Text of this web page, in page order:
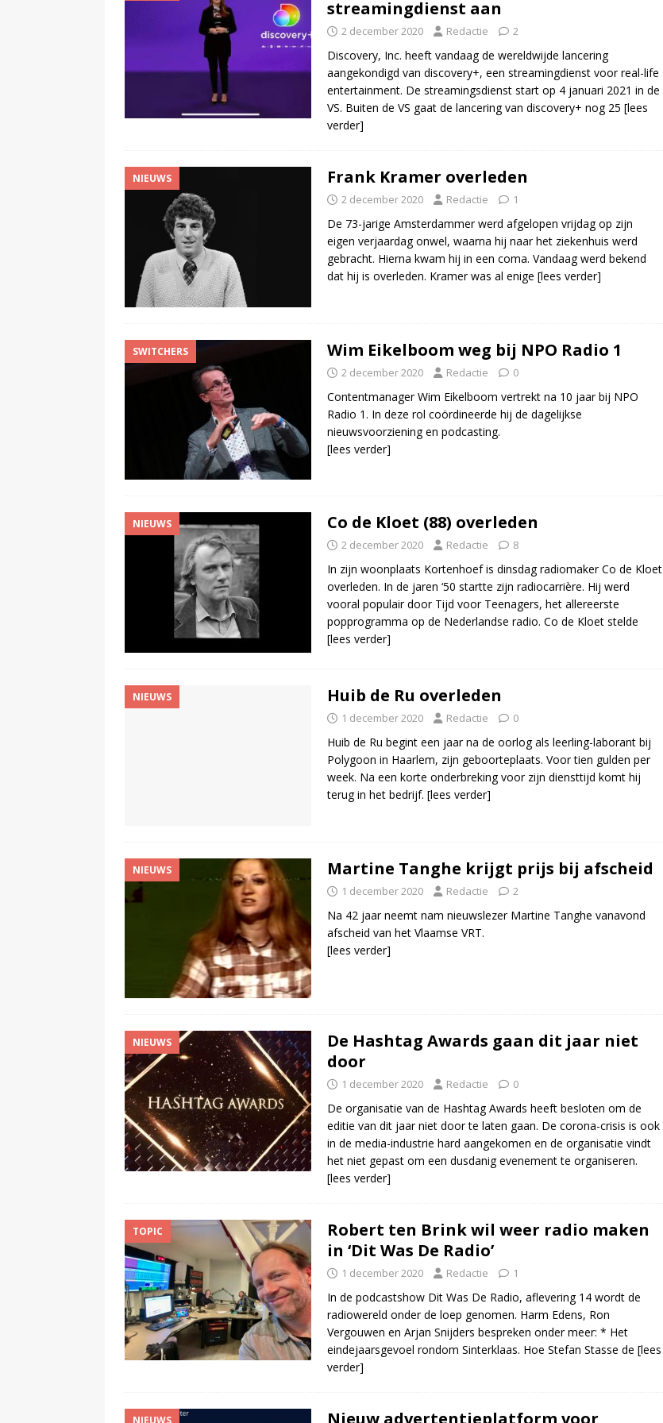
streamingdienst aan
2 december 2020 Redactie 2
Discovery, Inc. heeft vandaag de wereldwijde lancering
aangekondigd van discovery+, een streamingdienst voor real-life
entertainment. De streamingsdienst start op 4 januari 2021 in de
VS. Buiten de VS gaat de lancering van discovery+ nog 25 [lees
verder]
NIEUWS Frank Kramer overleden
2 december 2020 Redactie 1
De 73-jarige Amsterdammer werd afgelopen vrijdag op zijn
eigen verjaardag onwel, waarna hij naar het ziekenhuis werd
gebracht. Hierna kwam hij in een coma. Vandaag werd bekend
dat hij is overleden. Kramer was al enige [lees verder]
SWITCHERS Wim Eikelboom weg bij NPO Radio 1
2 december 2020 Redactie 0
Contentmanager Wim Eikelboom vertrekt na 10 jaar bij NPO
Radio 1. In deze rol coördineerde hij de dagelijkse
nieuwsvoorziening en podcasting.
[lees verder]
NIEUWS Co de Kloet (88) overleden
2 december 2020 Redactie 8
In zijn woonplaats Kortenhoef is dinsdag radiomaker Co de Kloet
overleden. In de jaren ‘50 startte zijn radiocarrière. Hij werd
vooral populair door Tijd voor Teenagers, het allereerste
popprogramma op de Nederlandse radio. Co de Kloet stelde
[lees verder]
NIEUWS Huib de Ru overleden
1 december 2020 Redactie 0
Huib de Ru begint een jaar na de oorlog als leerling-laborant bij
Polygoon in Haarlem, zijn geboorteplaats. Voor tien gulden per
week. Na een korte onderbreking voor zijn diensttijd komt hij
terug in het bedrijf. [lees verder]
NIEUWS Martine Tanghe krijgt prijs bij afscheid
1 december 2020 Redactie 2
Na 42 jaar neemt nam nieuwslezer Martine Tanghe vanavond
afscheid van het Vlaamse VRT.
[lees verder]
NIEUWS
De Hashtag Awards gaan dit jaar niet
door
1 december 2020 Redactie 0
De organisatie van de Hashtag Awards heeft besloten om de
editie van dit jaar niet door te laten gaan. De corona-crisis is ook
in de media-industrie hard aangekomen en de organisatie vindt
het niet gepast om een dusdanig evenement te organiseren.
[lees verder]
TOPIC
Robert ten Brink wil weer radio maken
in ‘Dit Was De Radio’
1 december 2020 Redactie 1
In de podcastshow Dit Was De Radio, aflevering 14 wordt de
radiowereld onder de loep genomen. Harm Edens, Ron
Vergouwen en Arjan Snijders bespreken onder meer: * Het
eindejaarsgevoel rondom Sinterklaas. Hoe Stefan Stasse de [lees
verder]